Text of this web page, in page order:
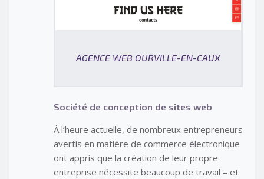
AGENCE WEB OURVILLE-EN-CAUX
Société de conception de sites web
À l’heure actuelle, de nombreux entrepreneurs
avertis en matière de commerce électronique
ont appris que la création de leur propre
entreprise nécessite beaucoup de travail – et